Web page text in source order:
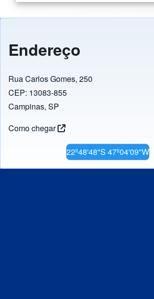
Endereço
Rua Carlos Gomes, 250
CEP: 13083-855
Campinas, SP
Como chegar
22º48'48"S 47º04'09"W